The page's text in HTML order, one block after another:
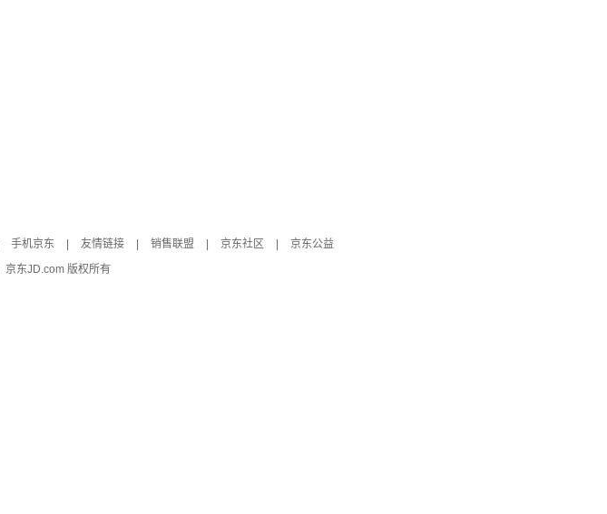
手机京东 友情链接 销售联盟 京东社区
京东公益
京东JD.com 版权所有